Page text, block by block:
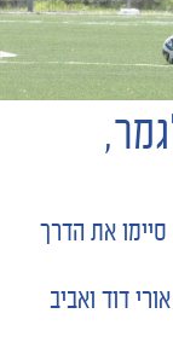
סיימו את הדרך
דוד ואביב